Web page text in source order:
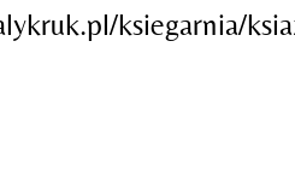
ksiegarnia/